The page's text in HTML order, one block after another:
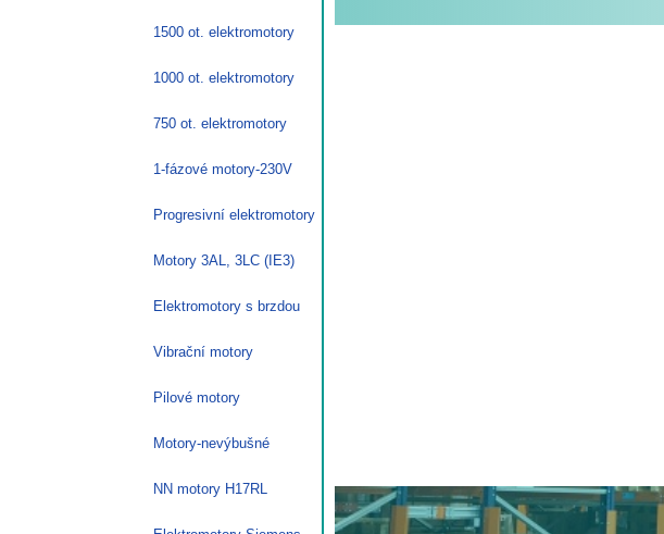
1500 ot. elektromotory
1000 ot. elektromotory
750 ot. elektromotory
1-fázové motory-230V
Progresivní elektromotory
Motory 3AL, 3LC (IE3)
Elektromotory s brzdou
Vibrační motory
Pilové motory
Motory-nevýbušné
NN motory H17RL